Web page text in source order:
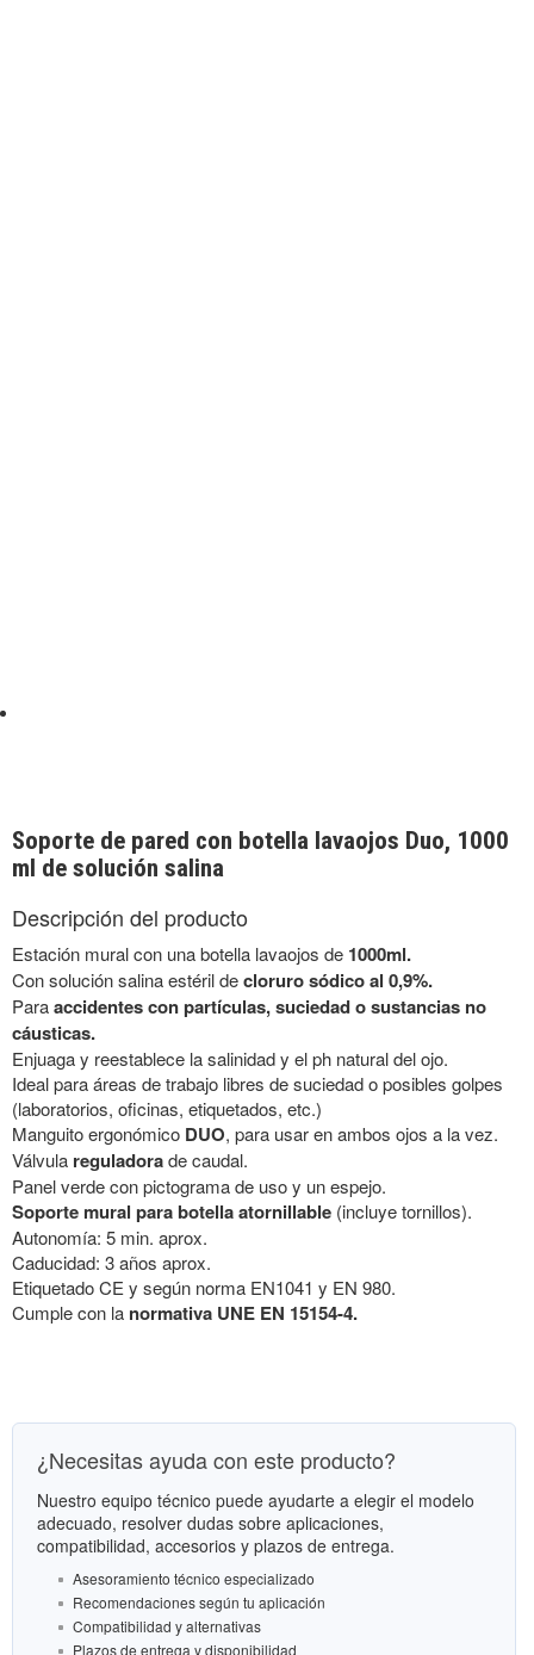
Soporte de pared con botella lavaojos Duo, 1000
ml de solución salina
Descripción del producto
Estación mural con una botella lavaojos de 1000ml.
Con solución salina estéril decloruro sódico al 0,9%.
Paraaccidentes con partículas, suciedad o sustancias no
cáusticas.
Enjuaga y reestablece la salinidad y el ph natural del ojo.
Ideal para áreas de trabajo libres de suciedad o posibles golpes
(laboratorios, oficinas, etiquetados, etc.)
Manguito ergonómico DUO, para usar en ambos ojos a la vez.
Válvula reguladorade caudal.
Panel verde con pictograma de uso y un espejo.
Soporte mural para botella atornillable (incluye tornillos).
Autonomía: 5 min. aprox.
Caducidad: 3 años aprox.
Etiquetado CE y según norma EN1041 y EN 980.
Cumple con la normativa UNE EN 15154-4.
¿Necesitas ayuda con este producto?
Nuestro equipo técnico puede ayudarte a elegir el modelo
adecuado, resolver dudas sobre aplicaciones,
compatibilidad, accesorios y plazos de entrega.
Asesoramiento técnico especializado
Recomendaciones según tu aplicación
Compatibilidad y alternativas
Plazos de entrega y disponibilidad